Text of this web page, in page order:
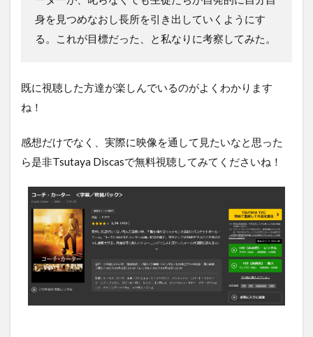
身を見つめなおし長所を引き出していくようにす
る。これが目標だった、と私なりに考察してみた。
既に視聴した方達が楽しんでいるのがよくわかります
ね！
感想だけでなく、実際に映像を通して見たいなと思った
ら是非Tsutaya Discasで無料視聴してみてくださいね！